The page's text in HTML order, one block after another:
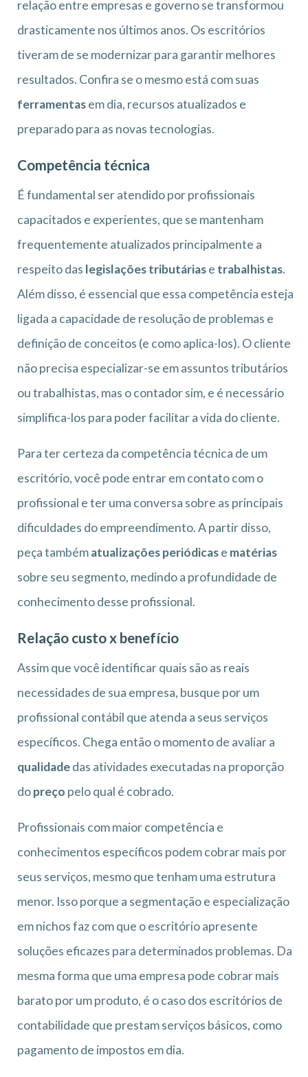
relação entre empresas e governo se transformou
drasticamente nos últimos anos. Os escritórios
tiveram de se modernizar para garantir melhores
resultados. Confira se o mesmo está com suas
ferramentasem dia, recursos atualizados e
preparado para as novas tecnologias.
Competência técnica
É fundamental ser atendido por profissionais
capacitados e experientes, que se mantenham
frequentemente atualizados principalmente a
respeito das legislações tributáriase trabalhistas.
Além disso, é essencial que essa competência esteja
ligada a capacidade de resolução de problemas e
definição de conceitos (e como aplica-los). O cliente
não precisa especializar-se em assuntos tributários
ou trabalhistas, mas o contador sim, e é necessário
simplifica-los para poder facilitar a vida do cliente.
Para ter certeza da competência técnica de um
escritório, você pode entrar em contato com o
profissional e ter uma conversa sobre as principais
dificuldades do empreendimento. A partir disso,
peça tambématualizações periódicase matérias
sobre seu segmento, medindo a profundidade de
conhecimento desse profissional.
Relação custo x benefício
Assim que você identificar quais são as reais
necessidades de sua empresa, busque por um
profissional contábil que atenda a seus serviços
específicos. Chega então o momento de avaliar a
qualidadedas atividades executadas na proporção
dopreço pelo qual é cobrado.
Profissionais com maior competência e
conhecimentos específicos podem cobrar mais por
seus serviços, mesmo que tenham uma estrutura
menor. Isso porque a segmentação e especialização
em nichos faz com que o escritório apresente
soluções eficazes para determinados problemas. Da
mesma forma que uma empresa pode cobrar mais
barato por um produto, é o caso dos escritórios de
contabilidade que prestam serviços básicos, como
pagamento de impostos em dia.